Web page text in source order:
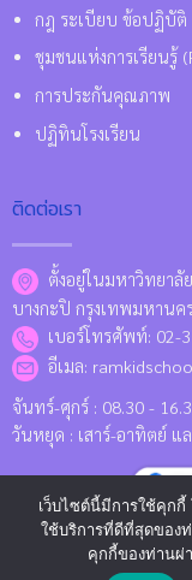
กฎ ระเบียบ ข้อปฏิบัติ
ชุมชนแห่งการเรียนรู้
การประกันคุณภาพ
ปฏิทินโรงเรียน
ติดต่อเรา
ตั้งอยู่ในมหาวิทยาลั
บางกะปิ กรุงเทพมหานค
เบอร์โทรศัพท์: 02-
อีเมล:
จันทร์-ศุกร์ : 08.30 -
วันหยุด : เสาร์-อาทิตย์
Location Map
Copyright 2026 ©
เว็บไซต์นี้มีการใช้คุก
ใช้บริการที่ดีที่สุดของ
คุกกี้ของท่านผ่